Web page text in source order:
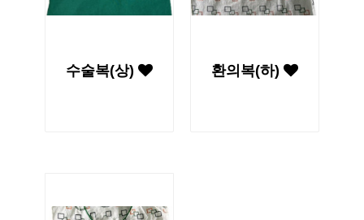
수술복(상) 환의복(하)